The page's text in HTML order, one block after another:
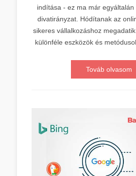
indítása - ez ma már egyáltalán
divatirányzat. Hódítanak az
sikeres vállalkozáshoz
különféle eszközök és
Továb olvasom